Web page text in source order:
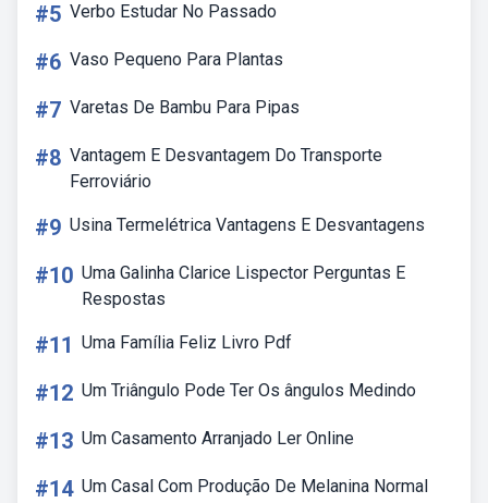
#5 Verbo Estudar No Passado
#6 Vaso Pequeno Para Plantas
#7 Varetas De Bambu Para Pipas
#8 Vantagem E Desvantagem Do Transporte
Ferroviário
#9 Usina Termelétrica Vantagens E Desvantagens
#10 Uma Galinha Clarice Lispector Perguntas E
Respostas
#11 Uma Família Feliz Livro Pdf
#12 Um Triângulo Pode Ter Os ângulos Medindo
#13 Um Casamento Arranjado Ler Online
#14 Um Casal Com Produção De Melanina Normal